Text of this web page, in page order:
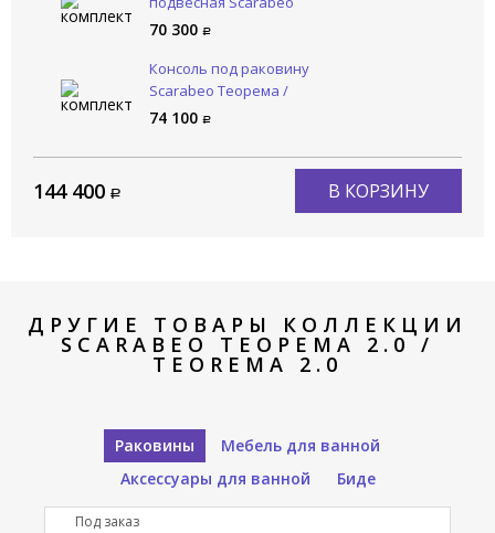
Теорема 2.0 / TEOREMA 2.0
70 300
Консоль под раковину
Scarabeo Теорема /
TEOREMA 10062/CR
74 100
144 400 В КОРЗИНУ
ДРУГИЕ ТОВАРЫ КОЛЛЕКЦИИ
SCARABEO ТЕОРЕМА 2.0 /
TEOREMA 2.0
Раковины
Мебель для ванной
Аксессуары для ванной
Биде
Под заказ